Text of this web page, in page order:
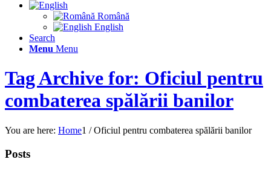
Română
English
Search
Menu Menu
Tag Archive for: Oficiul pentru
combaterea spălării banilor
You are here: Home1 / Oficiul pentru combaterea spălării banilor
Posts